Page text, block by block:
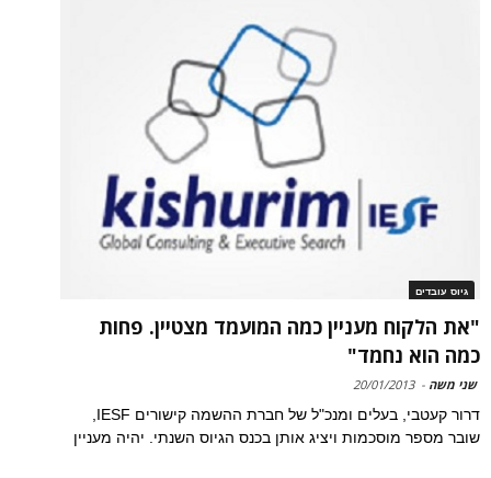
גיוס עובדים
"את הלקוח מעניין כמה המועמד מצטיין. פחות
כמה הוא נחמד"
שני משה -
20/01/2013
שובר מספר מוסכמות ויציג אותן בכנס הגיוס השנתי. יהיה מעניין